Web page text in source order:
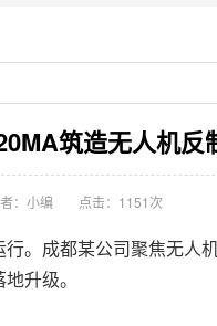
筑造无人机反
：小编 点击： 1151次
。成都某公司聚焦无人
升级。